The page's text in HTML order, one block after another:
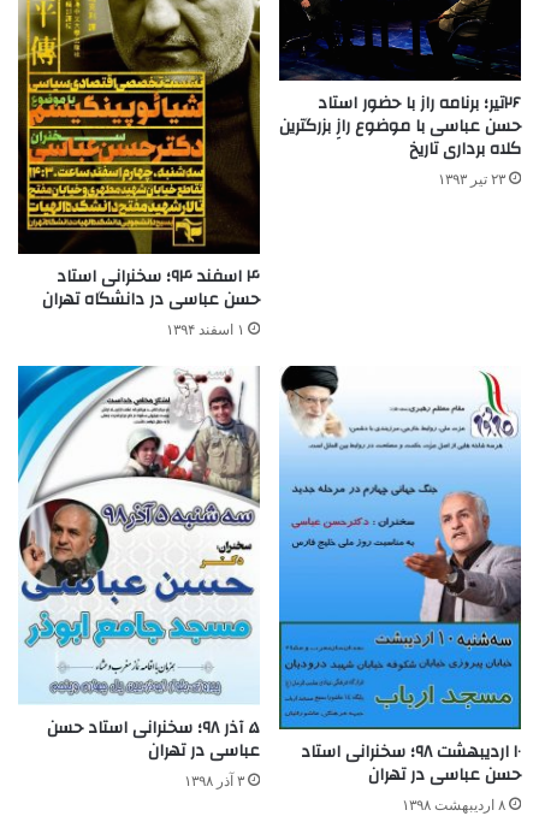
۲۶تیر؛ برنامه راز با حضور استاد
حسن عباسی با موضوع رازِ بزرگترین
کلاه برداری تاریخ
۲۳ تیر ۱۳۹۳
۴ اسفند ۹۴؛ سخنرانی استاد
حسن عباسی در دانشگاه تهران
۱ اسفند ۱۳۹۴
۱۰ اردیبهشت ۹۸؛ سخنرانی استاد
حسن عباسی در تهران
۸ اردیبهشت ۱۳۹۸
۵ آذر ۹۸؛ سخنرانی استاد حسن
عباسی در تهران
۳ آذر ۱۳۹۸